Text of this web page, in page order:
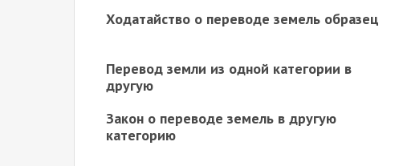
Ходатайство о переводе земель образец
Перевод земли из одной категории в
другую
Закон о переводе земель в другую
категорию